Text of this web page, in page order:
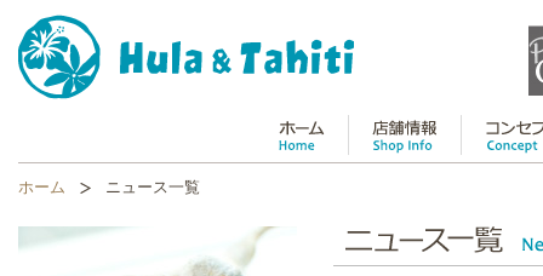
ホーム ニュース一覧